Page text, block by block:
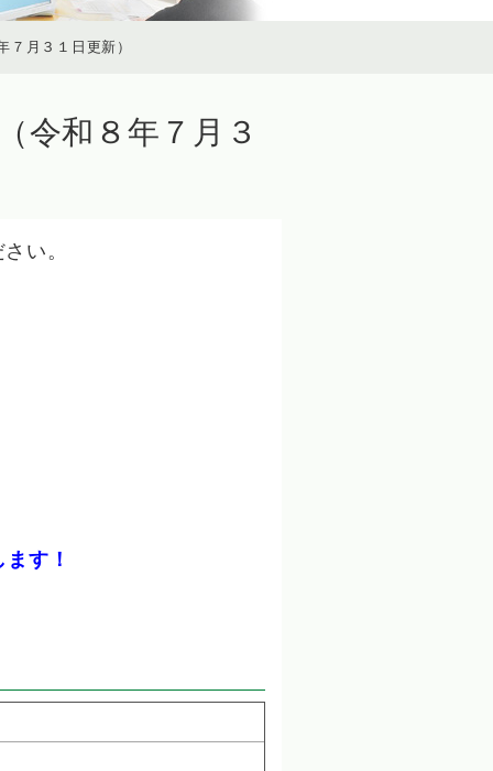
月３１日更新）
令和８年７月３
い。
す！